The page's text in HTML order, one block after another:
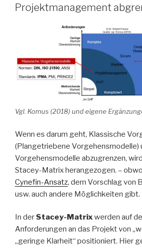
Projektmanagement
Vgl. Komus (2018) und eigene
Wenn es darum geht, Klassische
(Plangetriebene Vorgehensmodelle)
Vorgehensmodelle abzugrenzen,
Stacey-Matrix herangezogen. –
Cynefin-Ansatz, dem Vorschlag von
usw. auch andere Möglichkeiten gibt.
In der Stacey-Matrixwerden auf
Anforderungen an das Projekt von
„geringe Klarheit“ positioniert. Hier